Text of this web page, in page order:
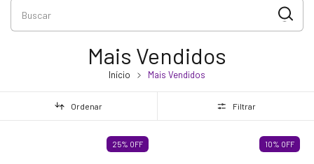
Mais Vendidos
Início Mais Vendidos
Ordenar Filtrar
25% OFF 10% OFF